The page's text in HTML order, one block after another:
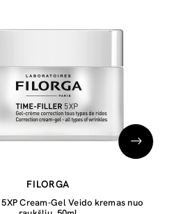
FILORGA
Cream-Gel Veido kremas nuo